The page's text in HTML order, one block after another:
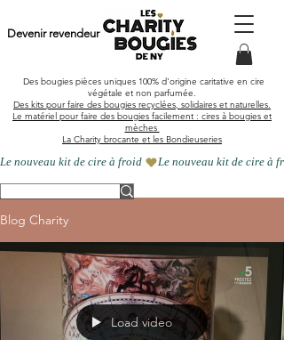
Des bougies pièces uniques 100% d'origine caritative en cire
végétale et non parfumée.
Des kits pour faire des bougies recyclées, solidaires et naturelles.
Le matériel pour faire des bougies facilement : cires à bougies et
mèches
La Charity brocante et les Bondieuseries
Devenir revendeur
Le nouveau kit de cire à froid
Blog Charity
Load video